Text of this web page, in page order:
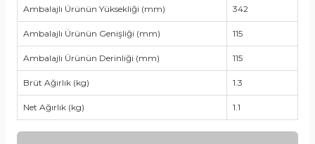
Ambalajlı Ürünün Yüksekliği (mm) 342
Ambalajlı Ürünün Genişliği (mm) 115
Ambalajlı Ürünün Derinliği (mm) 115
Brüt Ağırlık (kg) 1.3
Net Ağırlık (kg) 1.1